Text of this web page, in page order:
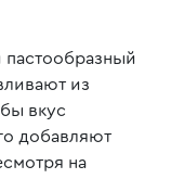
пастообразный
из
вкус
добавляют
на